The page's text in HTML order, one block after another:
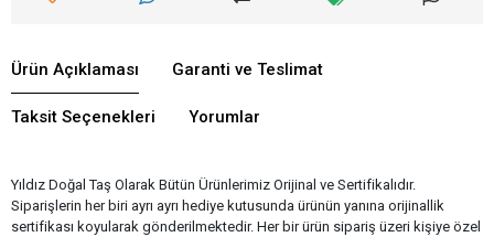
Ürün Açıklaması Garanti ve Teslimat
Taksit Seçenekleri Yorumlar
Yıldız Doğal Taş Olarak Bütün Ürünlerimiz Orijinal ve Sertifikalıdır.
Siparişlerin her biri ayrı ayrı hediye kutusunda ürünün yanına orijinallik
sertifikası koyularak gönderilmektedir. Her bir ürün sipariş üzeri kişiye özel